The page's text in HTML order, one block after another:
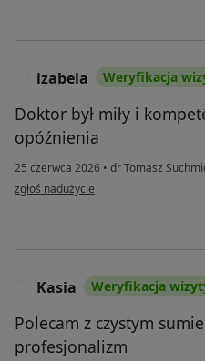
izabela Weryfikacja
Doktor był miły i
opóźnienia
25 czerwca 2026 • dr Tomasz
w opinii użytkownika izabela
zgłoś nadużycie
Kasia Weryfikacja
Polecam z czystym
profesjonalizm